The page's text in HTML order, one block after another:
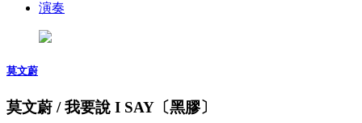
演奏
莫文蔚
莫文蔚 / 我要說 I SAY〔黑膠〕